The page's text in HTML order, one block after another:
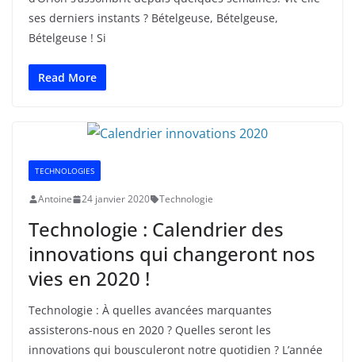
ses derniers instants ? Bételgeuse, Bételgeuse,
Bételgeuse ! Si
Read More
TECHNOLOGIES
Antoine 24 janvier 2020 Technologie
Technologie : Calendrier des
innovations qui changeront nos
vies en 2020 !
Technologie : À quelles avancées marquantes
assisterons-nous en 2020 ? Quelles seront les
innovations qui bousculeront notre quotidien ? L’année